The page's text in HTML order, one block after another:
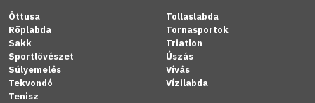
Öttusa
Röplabda
Sakk
Sportlövészet
Súlyemelés
Tekvondó
Tenisz
Tollaslabda
Tornasportok
Triatlon
Úszás
Vívás
Vízilabda